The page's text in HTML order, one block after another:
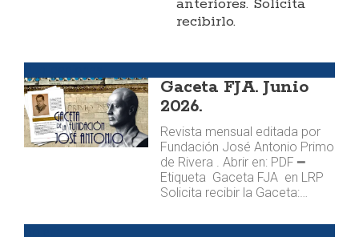
anteriores. Solicita
recibirlo.
Gaceta FJA. Junio
2026.
Revista mensual editada por
Fundación José Antonio Primo
de Rivera . Abrir en: PDF ━
Etiqueta Gaceta FJA en LRP
Solicita recibir la Gaceta:…